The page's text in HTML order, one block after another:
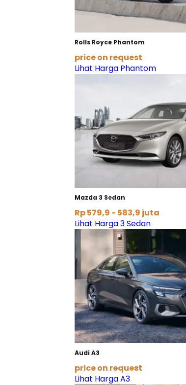
Rolls Royce Phantom
price on request
Lihat Harga Phantom
Mazda 3 Sedan
Rp 579,9 - 583,9 juta
Lihat Harga 3 Sedan
Audi A3
price on request
Lihat Harga A3